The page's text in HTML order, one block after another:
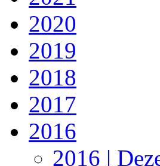
2020
2019
2018
2017
2016
2016 |